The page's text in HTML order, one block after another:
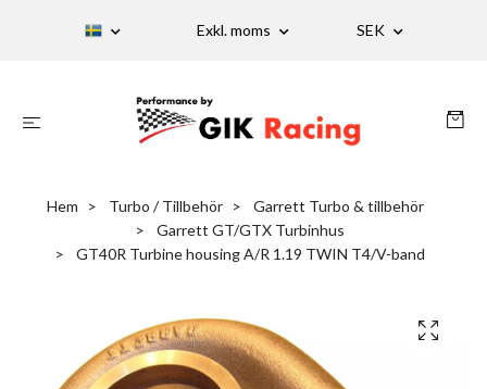
Exkl. moms SEK
Hem Turbo / Tillbehör
Garrett Turbo & tillbehör
Garrett GT/GTX Turbinhus
GT40R Turbine housing A/R 1.19 TWIN T4/V-band